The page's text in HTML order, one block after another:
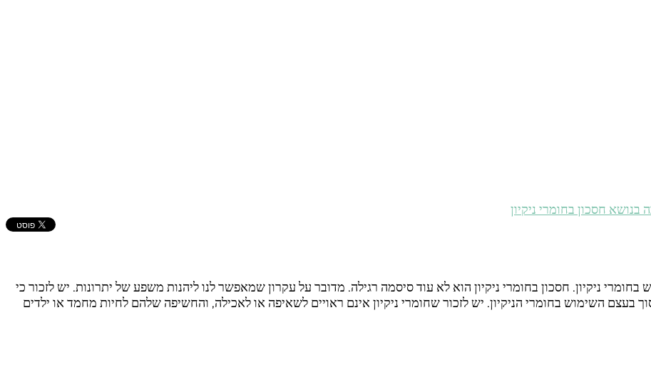
בנושא חסכון בחומרי ניקיון
ניקיון. חסכון בחומרי ניקיון הוא לא עוד סיסמה רגילה. מדובר על עקרון שמאפשר לנו ליהנות משפע של יתרונות. יש לזכור כי
בעצם השימוש בחומרי הניקיון. יש לזכור שחומרי ניקיון אינם ראויים לשאיפה או לאכילה, והחשיפה שלהם לחיות מחמד או ילדים